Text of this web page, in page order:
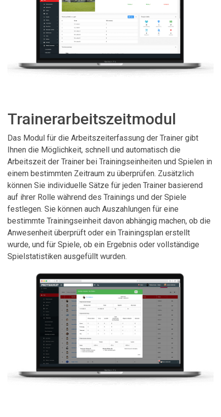
Trainerarbeitszeitmodul
Das Modul für die Arbeitszeiterfassung der Trainer gibt
Ihnen die Möglichkeit, schnell und automatisch die
Arbeitszeit der Trainer bei Trainingseinheiten und Spielen in
einem bestimmten Zeitraum zu überprüfen. Zusätzlich
können Sie individuelle Sätze für jeden Trainer basierend
auf ihrer Rolle während des Trainings und der Spiele
festlegen. Sie können auch Auszahlungen für eine
bestimmte Trainingseinheit davon abhängig machen, ob die
Anwesenheit überprüft oder ein Trainingsplan erstellt
wurde, und für Spiele, ob ein Ergebnis oder vollständige
Spielstatistiken ausgefüllt wurden.